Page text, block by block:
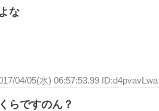
な
04/05(水) 06:57:53.99 ID:d4pvavLwa
らですのん？